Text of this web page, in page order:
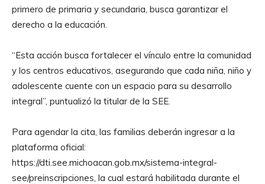
primero de primaria y secundaria, busca garantizar el
derecho a la educación.
“Esta acción busca fortalecer el vínculo entre la comunidad
y los centros educativos, asegurando que cada niña, niño y
adolescente cuente con un espacio para su desarrollo
integral”, puntualizó la titular de la SEE.
Para agendar la cita, las familias deberán ingresar a la
plataforma oficial:
https://dti.see.michoacan.gob.mx/sistema-integral-
see/preinscripciones, la cual estará habilitada durante el